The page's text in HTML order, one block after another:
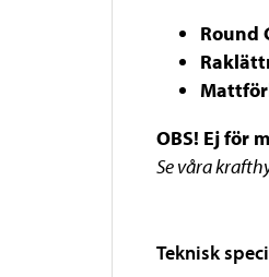
Round
OBS! Ej för
Se våra
Teknisk